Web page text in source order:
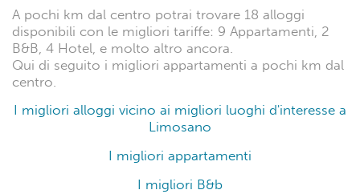
A pochi km dal centro potrai trovare 18 alloggi
disponibili con le migliori tariffe: 9 Appartamenti, 2
B&B, 4 Hotel, e molto altro ancora.
Qui di seguito i migliori appartamenti a pochi km dal
centro.
I migliori alloggi vicino ai migliori luoghi d'interesse a
Limosano
I migliori appartamenti
I migliori B&b